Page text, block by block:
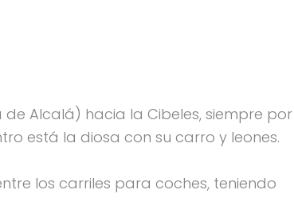
Alcalá) hacia la Cibeles, siempre
está la diosa con su carro y leones.
los carriles para coches, teniendo